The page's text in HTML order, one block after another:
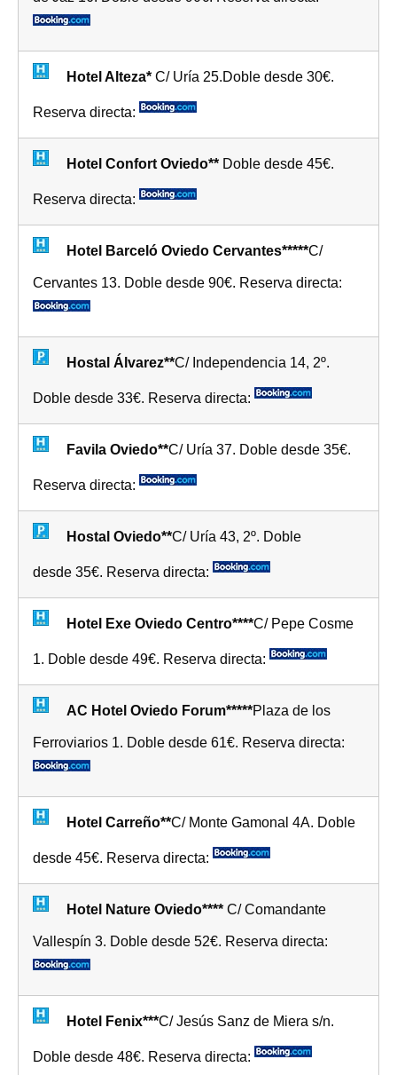
Hotel Alteza* C/ Uría 25.Doble desde 30€.
Reserva directa:
Hotel Confort Oviedo** Doble desde 45€.
Reserva directa:
Hotel Barceló Oviedo Cervantes*****C/
Cervantes 13. Doble desde 90€. Reserva directa:
Hostal Álvarez**C/ Independencia 14, 2º.
Doble desde 33€. Reserva directa:
Favila Oviedo**C/ Uría 37. Doble desde 35€.
Reserva directa:
Hostal Oviedo**C/ Uría 43, 2º. Doble
desde 35€. Reserva directa:
Hotel Exe Oviedo Centro****C/ Pepe Cosme
1. Doble desde 49€. Reserva directa:
AC Hotel Oviedo Forum*****Plaza de los
Ferroviarios 1. Doble desde 61€. Reserva directa:
Hotel Carreño**C/ Monte Gamonal 4A. Doble
desde 45€. Reserva directa:
Hotel Nature Oviedo**** C/ Comandante
Vallespín 3. Doble desde 52€. Reserva directa:
Hotel Fenix***C/ Jesús Sanz de Miera s/n.
Doble desde 48€. Reserva directa: